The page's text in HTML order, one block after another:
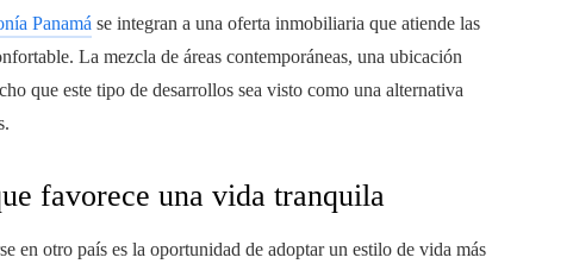
Panamá se integran a una oferta inmobiliaria que atiende las
La mezcla de áreas contemporáneas, una ubicación
que este tipo de desarrollos sea visto como una alternativa
favorece una vida tranquila
en otro país es la oportunidad de adoptar un estilo de vida más